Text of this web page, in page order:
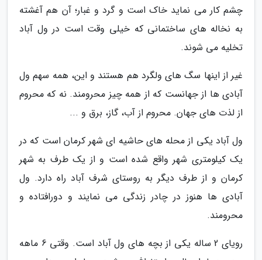
چشم کار می نماید خاک است و گرد و غبار؛ آن هم آغشته
به نخاله های ساختمانی که خیلی وقت است در ول آباد
تخلیه می شوند.
غیر از اینها سگ های ولگرد هم هستند و این، همه سهم ول
آبادی ها از جهانست که از همه چیز محرومند. نه که محروم
از لذت های جهان. محروم از آب، گاز، برق و ...
ول آباد یکی از محله های حاشیه ای شهر کرمان است که در
یک کیلومتری شهر واقع شده است و از یک طرف به شهر
کرمان و از طرف دیگر به روستای شرف آباد راه دارد. ول
آبادی ها هنوز در چادر زندگی می نمایند و دورافتاده و
محرومند.
رویای 2 ساله یکی از بچه های ول آباد است. وقتی 6 ماهه